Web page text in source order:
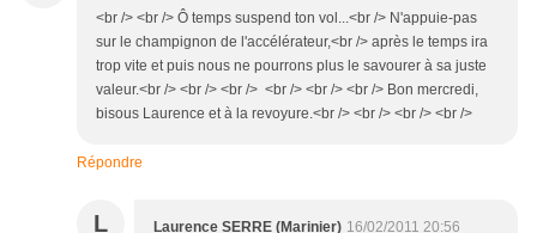
<br /> <br /> Ô temps suspend ton vol...<br /> N'appuie-pas
sur le champignon de l'accélérateur,<br /> après le temps ira
trop vite et puis nous ne pourrons plus le savourer à sa juste
valeur.<br /> <br /> <br /> <br /> <br /> <br /> Bon mercredi,
bisous Laurence et à la revoyure.<br /> <br /> <br /> <br />
Répondre
L Laurence SERRE (Marinier) 16/02/2011 20:56